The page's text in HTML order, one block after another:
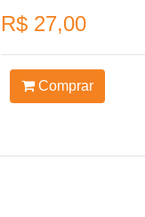
R$ 27,00
Comprar